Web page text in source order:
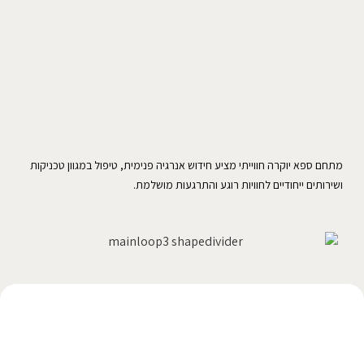
מתחם ספא יוקרה חווייתי מציע חידוש אנרגיה פנימית, טיפול במגוון טכניקות
ושירותים ייחודיים לחוויות רוגע והתרגעות מושלמת.